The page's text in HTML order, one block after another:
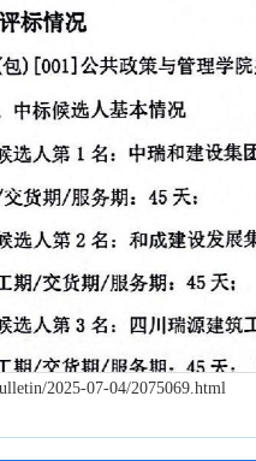
2025-07-04/2075069.html